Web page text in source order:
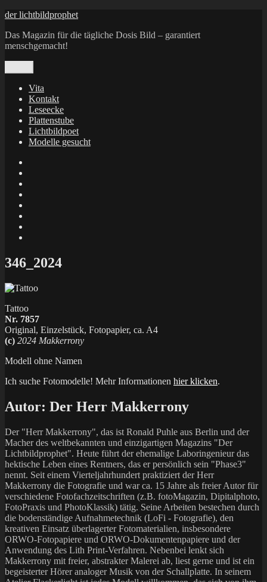
Zum
springen
der lichtbildprophet
Das Magazin für die tägliche Dosis Bild – garantiert
menschgemacht!
Vita
Kontakt
Leseecke
Plattenstube
Lichtbildpoet
Modelle gesucht
X
346_2024
Tattoo
Nr. 7857
Original, Einzelstück, Fotopapier, ca. A4
(c) 2024 Makkerrony
Modell ohne Namen
Ich suche Fotomodelle! Mehr Informationen hier klicken.
Autor: Der Herr Makkerrony
Der "Herr Makkerrony", das ist Ronald Puhle aus Berlin und der
Macher des weltbekannten und einzigartigen Magazins "Der
Lichtbildprophet". Heute führt der ehemalige Laboringenieur das
hektische Leben eines Rentners, das er persönlich sein "Phase3"
nennt. Seit einem Vierteljahrhundert praktiziert der Herr
Makkerrony die Fotografie und war ca. 15 Jahre als freier Autor für
verschiedene Fotofachzeitschriften (z.B. fotoMagazin, Dipitalphoto,
FotoPraxis und PhotoKlassik) tätig. Seine Arbeiten bestechen durch
die bodenständige Aufnahmetechnik (LoFi - Fotografie), den
kreativen Einsatz überlagerter Fotomaterialien, insbesondere
ORWO-Fotopapiere und ORWO-Dokumentenpapiere und der
Anwendung des Lith Print-Verfahren. Nebenbei lenkt sich
Makkerrony mit freier, abstrakter Malerei ab, liest gerne und ist ein
begeisterter Hörer analoger Musik von der Schallplatte. In seinem